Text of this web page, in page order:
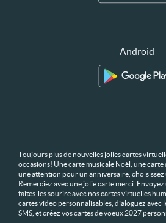
Android
Toujours plus de nouvelles jolies cartes
occasions! Une carte musicale Noël, une
une attention pour un anniversaire, choisissez
Remerciez avec une jolie carte merci.
faites-les sourire avec nos cartes virtuelles
cartes video personnalisables, dialoguez avec
SMS, et créez vos cartes de voeux 2027